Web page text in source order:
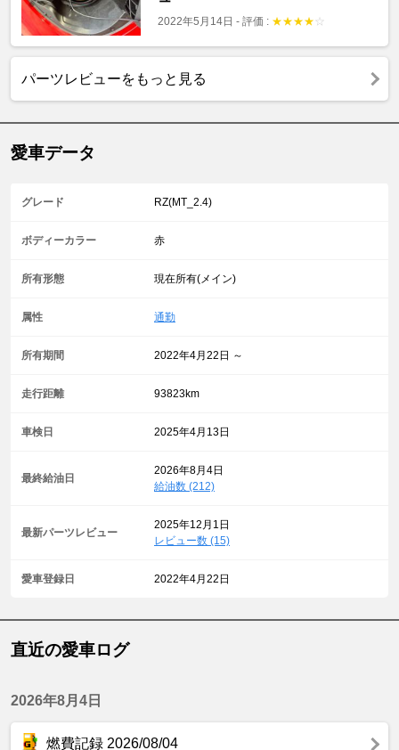
2022年5月14日 - 評価 : ★★★★ ☆
パーツレビューをもっと見る
愛車データ
グレード RZ(MT_2.4)
ボディーカラー 赤
所有形態 現在所有(メイン)
属性 通勤
所有期間 2022年4月22日 ～
走行距離 93823km
車検日 2025年4月13日
最終給油日
2026年8月4日
給油数 (212)
最新パーツレビュー
2025年12月1日
レビュー数 (15)
愛車登録日 2022年4月22日
直近の愛車ログ
2026年8月4日
燃費記録 2026/08/04